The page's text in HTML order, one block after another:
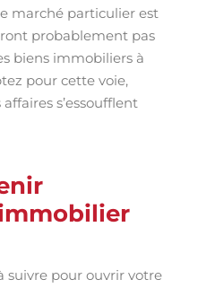
marché particulier est
probablement pas
biens immobiliers à
pour cette voie,
s’essoufflent
suivre pour ouvrir votre